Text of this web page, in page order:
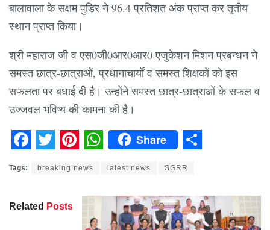
बालावाला के सक्षम पुडिर ने 96.4 प्रतिशत अंक प्राप्त कर तृतीय
स्थान प्राप्त किया।
श्री महाराज जी व एस0जी0आर0आर0 एजुकेशन मिशन प्रबन्धन ने
समस्त छात्र-छात्राओं, प्रधानाचार्यों व समस्त शिक्षकों को इस
सफलता पर बधाई दी है। उन्होंने समस्त छात्र-छात्राओं के सफल व
उज्जवल भविष्य की कामना की है।
Share
Tags: breaking news latest news SGRR
Related Posts